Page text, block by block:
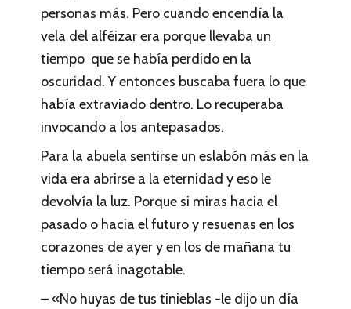
personas más. Pero cuando encendía la
vela del alféizar era porque llevaba un
tiempo que se había perdido en la
oscuridad. Y entonces buscaba fuera lo que
había extraviado dentro. Lo recuperaba
invocando a los antepasados.
Para la abuela sentirse un eslabón más en la
vida era abrirse a la eternidad y eso le
devolvía la luz. Porque si miras hacia el
pasado o hacia el futuro y resuenas en los
corazones de ayer y en los de mañana tu
tiempo será inagotable.
– «No huyas de tus tinieblas -le dijo un día